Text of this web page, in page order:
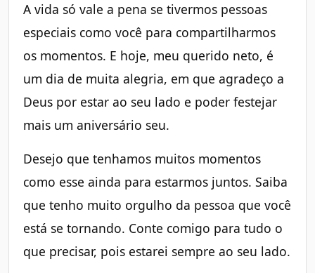
A vida só vale a pena se tivermos pessoas
especiais como você para compartilharmos
os momentos. E hoje, meu querido neto, é
um dia de muita alegria, em que agradeço a
Deus por estar ao seu lado e poder festejar
mais um aniversário seu.
Desejo que tenhamos muitos momentos
como esse ainda para estarmos juntos. Saiba
que tenho muito orgulho da pessoa que você
está se tornando. Conte comigo para tudo o
que precisar, pois estarei sempre ao seu lado.